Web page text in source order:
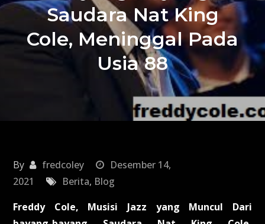
Saudara Nat King
Cole, Meninggal Pada
Usia 88
By fredcoley
Desember 14,
2021
Berita, Blog
Freddy Cole, Musisi Jazz yang Muncul Dari